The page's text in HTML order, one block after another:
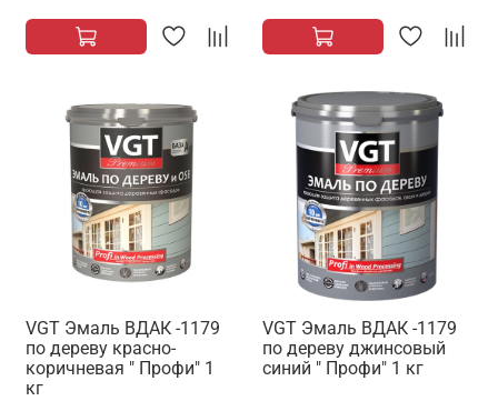
VGT Эмаль ВДАК -1179
по дереву красно-
коричневая " Профи" 1
кг
VGT Эмаль ВДАК -1179
по дереву джинсовый
синий " Профи" 1 кг